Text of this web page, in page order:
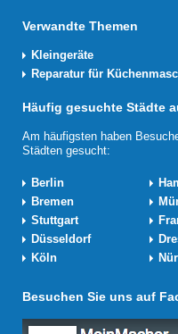
Verwandte Themen
Kleingeräte
Reparatur für
Häufig gesuchte Städte
Am häufigsten haben
Städten gesucht:
Berlin
Bremen
Stuttgart
Düsseldorf
Köln
Besuchen Sie uns auf